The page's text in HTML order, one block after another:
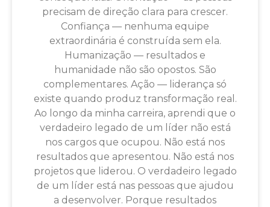
precisam de direção clara para crescer.
Confiança — nenhuma equipe
extraordinária é construída sem ela.
Humanização — resultados e
humanidade não são opostos. São
complementares. Ação — liderança só
existe quando produz transformação real.
Ao longo da minha carreira, aprendi que o
verdadeiro legado de um líder não está
nos cargos que ocupou. Não está nos
resultados que apresentou. Não está nos
projetos que liderou. O verdadeiro legado
de um líder está nas pessoas que ajudou
a desenvolver. Porque resultados